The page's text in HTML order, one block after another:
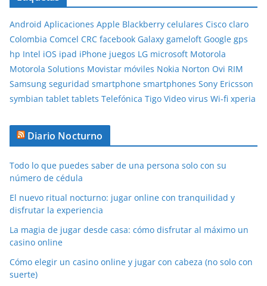
Android Aplicaciones Apple Blackberry celulares Cisco claro
Colombia Comcel CRC facebook Galaxy gameloft Google gps
hp Intel iOS ipad iPhone juegos LG microsoft Motorola
Motorola Solutions Movistar móviles Nokia Norton Ovi RIM
Samsung seguridad smartphone smartphones Sony Ericsson
symbian tablet tablets Telefónica Tigo Video virus Wi-fi xperia
Diario Nocturno
Todo lo que puedes saber de una persona solo con su
número de cédula
El nuevo ritual nocturno: jugar online con tranquilidad y
disfrutar la experiencia
La magia de jugar desde casa: cómo disfrutar al máximo un
casino online
Cómo elegir un casino online y jugar con cabeza (no solo con
suerte)